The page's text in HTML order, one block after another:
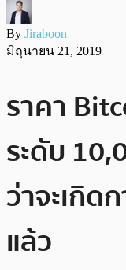
By Jiraboon
มิถุนายน 21, 2019
ราคา
ระดับ
ว่าจะเกิด
แล้ว